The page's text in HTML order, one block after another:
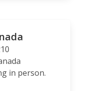
in person.